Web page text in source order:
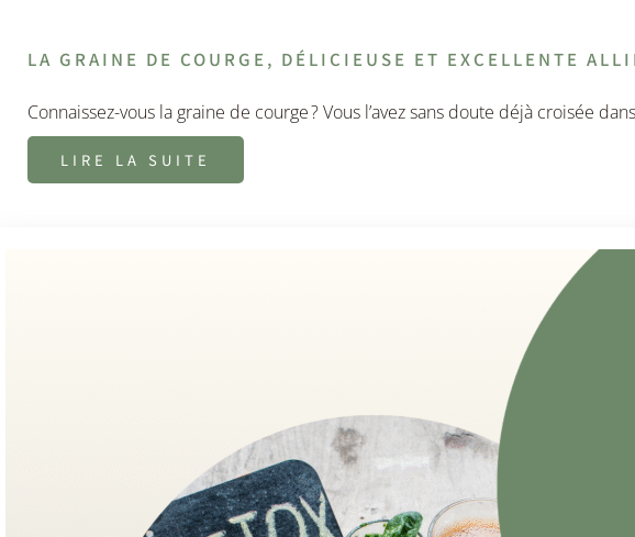
LA GRAINE DE COURGE, DÉLICIEUSE ET EXCELLENTE
Connaissez-vous la graine de courge ? Vous l’avez sans doute déjà croisée
LIRE LA SUITE